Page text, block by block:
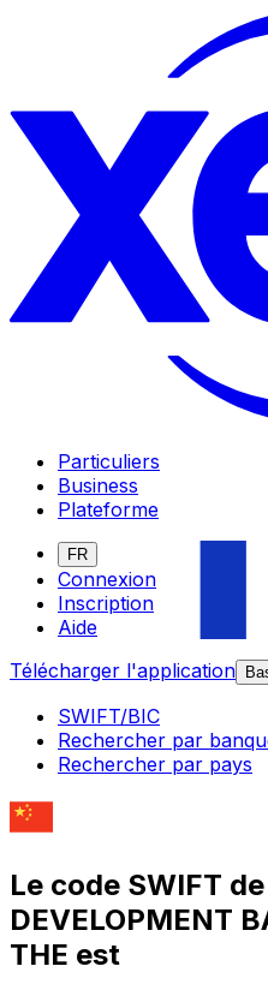
Particuliers
Business
Plateforme
FR
Connexion
Inscription
Aide
Télécharger l'application
SWIFT/BIC
Rechercher par
Rechercher par pays
Le code SWIFT
DEVELOPMENT
THE est